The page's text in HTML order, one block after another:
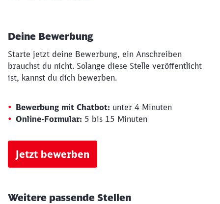
Deine Bewerbung
Starte jetzt deine Bewerbung, ein Anschreiben
brauchst du nicht. Solange diese Stelle veröffentlicht
ist, kannst du dich bewerben.
Bewerbung mit Chatbot: unter 4 Minuten
Online-Formular: 5 bis 15 Minuten
Jetzt bewerben
Weitere passende Stellen